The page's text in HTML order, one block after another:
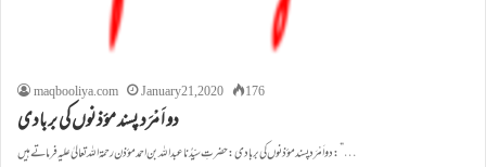
maqbooliya.com January 21, 2020 176
دو اَ مْرَد پسند مؤذنوں کی بربادی
دو اَ مْرَد پسند مؤذنوں کی بربادی: حضرتِ سیِّدُنا عبد اللہ بن احمد مؤذن رحمۃاللہ تعالیٰ علیہ فرماتے ہیں :”…